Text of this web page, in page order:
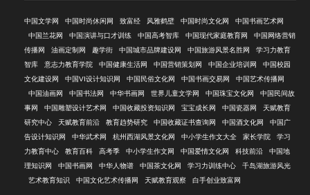
中国文学网 中国时尚休闲网 致富经 风雅鹤壁 中国时尚文化网
中国书画艺术网
中国兰花网
中国演讲与口才训练 中国高考智库 中国现代家庭教育网
中国网络营销
传播网
油画定制网 趣学街 中国城市品牌建设网 中国旅游风景名胜网
学习力教育
智库
意志力教育学院 中国健康生活网 中国营销策划网 中国企业培训网
中国校园
文化建设网
中国VI设计知识网 中国民俗文化网 中国书画交易网
中国艺术传播网
中国油画网
中国书法网 中华书画网 世界儿童文学网 中国珠宝文化网
中国民间故
事网
中国雕塑设计艺术网 中国收藏投资知识网 宝宝成长网 中国瓷器网
天赋教育
研究中心
天赋教育前沿 教育趋势研究 中国收藏证书查询网 中国酒文化网
中国广
告设计知识网
中华武术网 杭州西湖风景文化网 中小学生作文大全 家长学院
学习
力教育中心
教育百科 高考季 中小学生作文网 中国爱情文化网 科技前沿
中国地
理知识网
中国书画网 中华人物谱 中国茶文化网 学习力训练中心
千岛湖旅游风光
艺术教育知识
中国文化艺术传播网 天赋教育观察 白手创业致富网